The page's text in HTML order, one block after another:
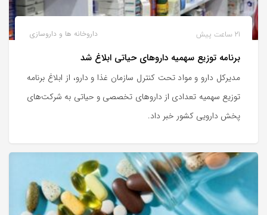
داروخانه ها و داروسازی 21 ساعت پیش
برنامه توزیع سهمیه داروهای حیاتی ابلاغ شد
مدیرکل دارو و مواد تحت کنترل سازمان غذا و دارو، از ابلاغ برنامه
توزیع سهمیه تعدادی از داروهای تخصصی و حیاتی به شرکت‌های
پخش دارویی کشور خبر داد.